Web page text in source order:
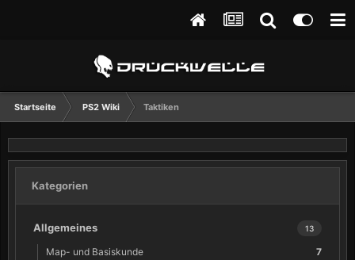
Startseite PS2 Wiki Taktiken
Kategorien
13
Allgemeines
7
Map- und Basiskunde